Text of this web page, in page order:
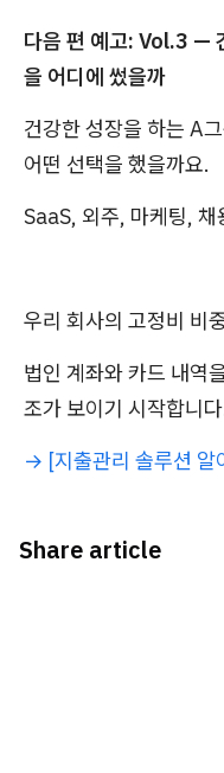
다음 편 예고: Vol.3 —
을 어디에 썼을까
건강한 성장을 하는 A
어떤 선택을 했을까요.
SaaS, 외주, 마케팅,
우리 회사의 고정비 비
법인 계좌와 카드 내역
조가 보이기 시작합니
→ [지출관리 솔루션 알
Share article